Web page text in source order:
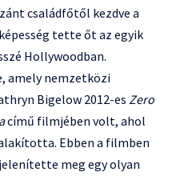
családfőtől kezdve a
tette őt az egyik
Hollywoodban.
amely nemzetközi
Bigelow 2012-es Zero
című filmjében volt, ahol
Ebben a filmben
meg egy olyan